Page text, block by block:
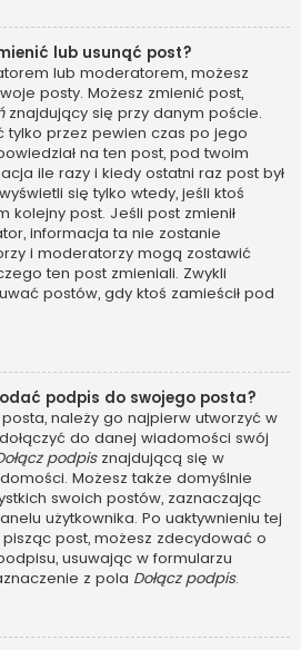
lub usunąć post?
lub moderatorem, możesz
posty. Możesz zmienić post,
znajdujący się przy danym poście.
tylko przez pewien czas po jego
na ten post, pod twoim
ile razy i kiedy ostatni raz post był
się tylko wtedy, jeśli ktoś
kolejny post. Jeśli post zmienił
informacja ta nie zostanie
i moderatorzy mogą zostawić
ten post zmieniali. Zwykli
postów, gdy ktoś zamieścił pod
podpis do swojego posta?
należy go najpierw utworzyć w
do danej wiadomości swój
podpisznajdującą się w
Możesz także domyślnie
swoich postów, zaznaczając
użytkownika. Po uaktywnieniu tej
post, możesz zdecydować o
usuwając w formularzu
z pola Dołącz podpis.